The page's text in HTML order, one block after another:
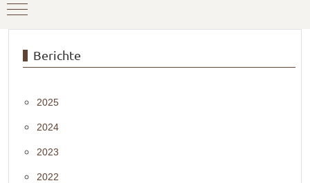
Mobile Menu Toggle
Berichte
2025
2024
2023
2022